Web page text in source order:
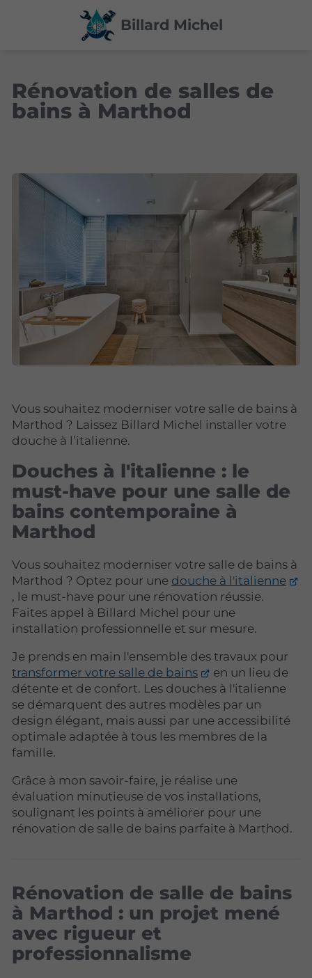
Billard Michel
Rénovation de salles de
bains à Marthod
Vous souhaitez moderniser votre salle de bains à
Marthod ? Laissez Billard Michel installer votre
douche à l’italienne.
Douches à l'italienne : le
must-have pour une salle de
bains contemporaine à
Marthod
Vous souhaitez moderniser votre salle de bains à
Marthod ? Optez pour une douche à l'italienne
, le must-have pour une rénovation réussie.
Faites appel à Billard Michel pour une
installation professionnelle et sur mesure.
Je prends en main l'ensemble des travaux pour
transformer votre salle de bains
en un lieu de
détente et de confort. Les douches à l'italienne
se démarquent des autres modèles par un
design élégant, mais aussi par une accessibilité
optimale adaptée à tous les membres de la
famille.
Grâce à mon savoir-faire, je réalise une
évaluation minutieuse de vos installations,
soulignant les points à améliorer pour une
rénovation de salle de bains parfaite à Marthod.
Rénovation de salle de bains
à Marthod : un projet mené
avec rigueur et
professionnalisme